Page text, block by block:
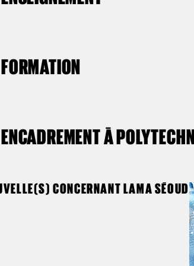
FORMATION
ENCADREMENT À
CONCERNANT LAMA SÉOUD